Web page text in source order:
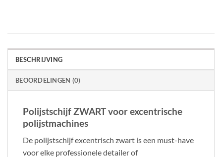
BESCHRIJVING
BEOORDELINGEN (0)
Polijstschijf ZWART voor excentrische
polijstmachines
De polijstschijf excentrisch zwart is een must-have
voor elke professionele detailer of